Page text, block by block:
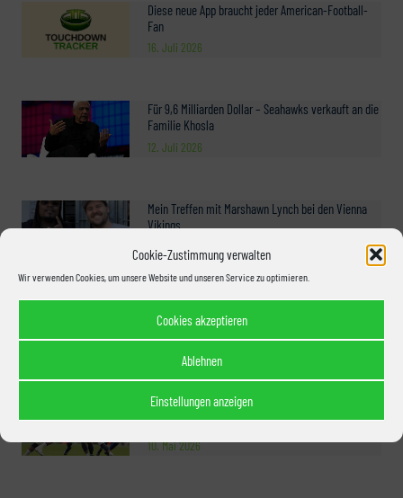
Cookie-Zustimmung verwalten
Wir verwenden Cookies, um unsere Website und unseren Service zu optimieren.
Cookies akzeptieren
Ablehnen
Einstellungen anzeigen
Diese neue App braucht jeder American-Football-
Fan
16. Juli 2026
Für 9,6 Milliarden Dollar – Seahawks verkauft an die
Familie Khosla
12. Juli 2026
Mein Treffen mit Marshawn Lynch bei den Vienna
Vikings
3. Juni 2026
25. Mai 2026
Seahawks Free Agency: Der Pass Rush steht – und
Dante Fowler Jr. ist ein Teil davon
10. Mai 2026